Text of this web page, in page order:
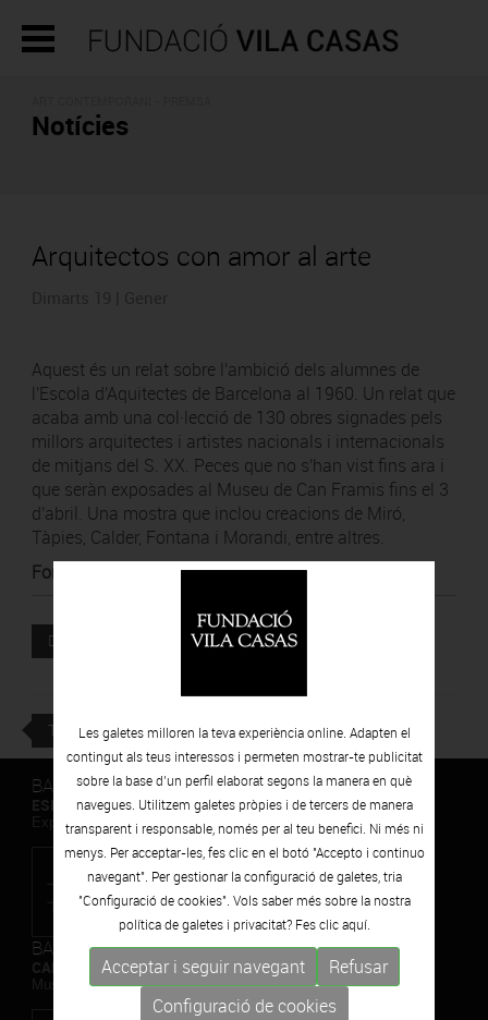
Notícies
Arquitectos con amor al arte
Aquest és un relat sobre l'ambició dels alumnes de
l'Escola d'Aquitectes de Barcelona al 1960. Un relat que
acaba amb una col·lecció de 130 obres signades pels
millors arquitectes i artistes nacionals i internacionals
de mitjans del S. XX. Peces que no s'han vist fins ara i
que seràn exposades al Museu de Can Framis fins el 3
d'abril. Una mostra que inclou creacions de Miró,
Tàpies, Calder, Fontana i Morandi, entre altres.
Font
El Periódico de Catalunya
DESCARREGAR Document adjunt
TORNAR
BARCELONA
ESPAIS VOLART
Exposicions Temporals d'Art Contemporani
BARCELONA
CAN FRAMIS
Museu de Pintura Contemporània
Les galetes milloren la teva experiència online. Adapten el
contingut als teus interessos i permeten mostrar-te publicitat
sobre la base d’un perfil elaborat segons la manera en què
navegues. Utilitzem galetes pròpies i de tercers de manera
transparent i responsable, només per al teu benefici. Ni més ni
menys. Per acceptar-les, fes clic en el botó "Accepto i continuo
navegant". Per gestionar la configuració de galetes, tria
"Configuració de cookies". Vols saber més sobre la nostra
política de galetes i privacitat? Fes clicaquí.
Acceptar i seguir navegant
Refusar
Configuració de cookies